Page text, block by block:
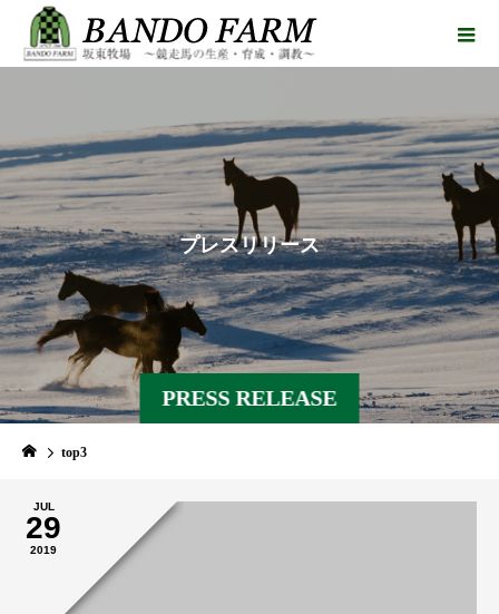
PRESS RELEASE
プレスリリース
top3
JUL
29
2019